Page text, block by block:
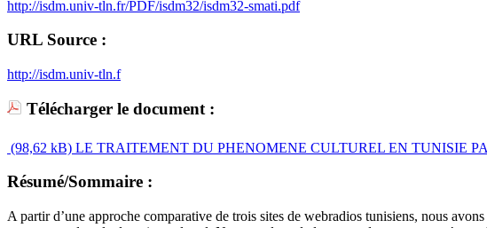
http://isdm.univ-tln.fr/PDF/isdm32/isdm32-smati.pdf
URL Source :
http://isdm.univ-tln.f
Télécharger le document :
(98,62 kB) LE TRAITEMENT DU PHENOMENE CULTUREL EN TUNISIE
Résumé/Sommaire :
A partir d’une approche comparative de trois sites de webradios tunisiens, nous